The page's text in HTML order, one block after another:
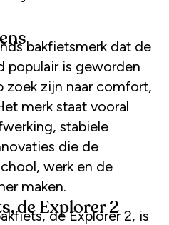
populair is geworden
zoek zijn naar comfort,
merk staat vooral
stabiele
die de
werk en de
maken.
de Explorer 2
de Explorer 2, is